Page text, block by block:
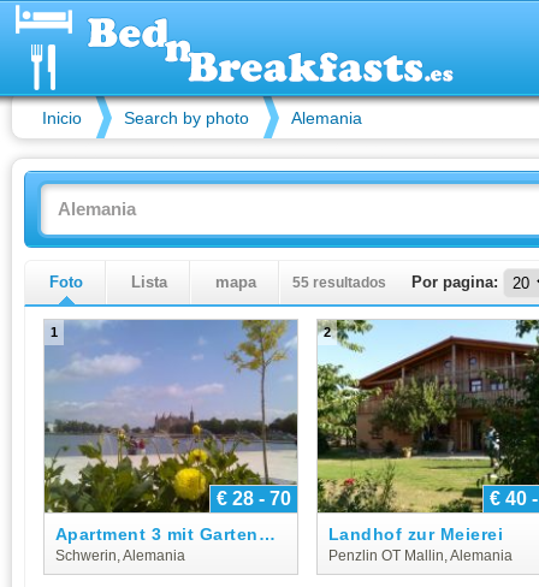
Inicio Search by photo Alemania
Foto Lista mapa 55 resultados Por pagina:
1
€ 28 - 70
Apartment 3 mit Gartenblick
Schwerin, Alemania
2
€ 40
Landhof zur Meierei
Penzlin OT Mallin, Alemania